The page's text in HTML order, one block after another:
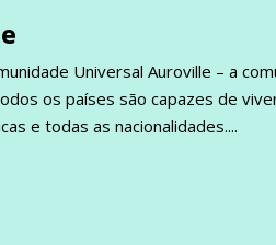
Universal Auroville – a
os países são capazes de
e todas as nacionalidades....